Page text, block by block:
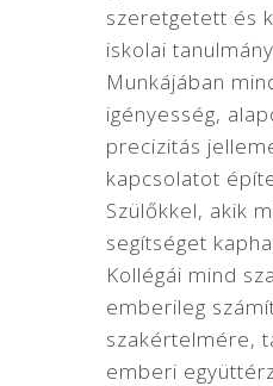
szeretgetett és
iskolai
Munkájában
igényesség,
precizitás
kapcsolatot
Szülőkkel, akik
segítséget
Kollégái mind
emberileg
szakértelmére,
emberi